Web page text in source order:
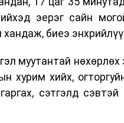
эерэг сайн
хандаж, биеэ
муутантай нөхөрлөх
хурим хийх,
сэтгэлд